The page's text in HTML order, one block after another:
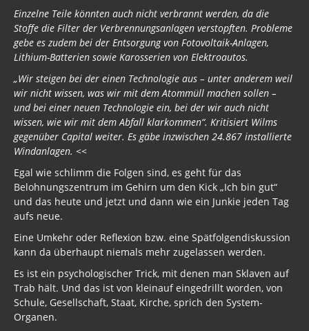
Vereinigte Staaten von Europa
USA 2019
Mark Passio
Außerirdische?
Vergangenheit
Zeitgeschichte
Neues Bewußtsein
Der globale Prädiktor
Rom und Jerusalem
Satanischer Kalender
Geschichte 2020
Einzelne Teile könnten auch nicht verbrannt werden, da die
Stoffe die Filter der Verbrennungsanlagen verstopften. Probleme
gebe es zudem bei der Entsorgung von Fotovoltaik-Anlagen,
Lithium-Batterien sowie Karosserien von Elektroautos.
„Wir steigen bei der einen Technologie aus – unter anderem weil
wir nicht wissen, was wir mit dem Atommüll machen sollen –
und bei einer neuen Technologie ein, bei der wir auch nicht
wissen, wie wir mit dem Abfall klarkommen“. Kritisiert Wilms
gegenüber Capital weiter. Es gäbe inzwischen 24.867 installierte
Windanlagen. <<
Egal wie schlimm die Folgen sind, es geht für das
Belohnungszentrum im Gehirn um den Kick „Ich bin gut“
und das heute und jetzt und dann wie ein Junkie jeden Tag
aufs neue.
Eine Umkehr oder Reflexion bzw. eine Spätfolgendiskussion
kann da überhaupt niemals mehr zugelassen werden.
Es ist ein psychologischer Trick, mit denen man Sklaven auf
Trab hält. Und das ist von kleinauf eingedrillt worden, von
Schule, Gesellschaft, Staat, Kirche, sprich den System-
Organen.